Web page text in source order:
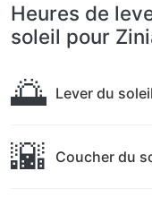
Heures de
soleil pour
🌅 Lever du soleil
🌇 Coucher du